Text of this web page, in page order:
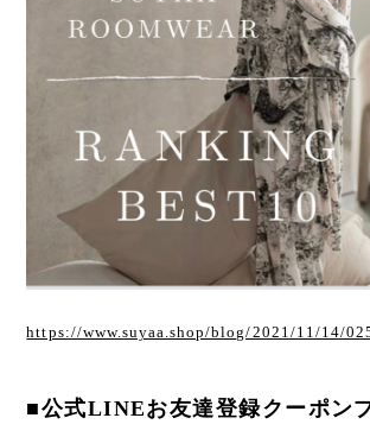
https://www.suyaa.shop/blog/2021/11/14/
■公式LINEお友達登録クーポン